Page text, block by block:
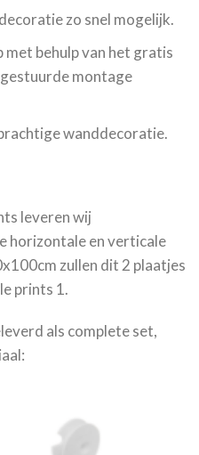
zo snel mogelijk.
behulp van het gratis
montage
wanddecoratie.
leveren wij
horizontale en verticale
zullen dit 2 plaatjes
prints 1.
als complete set,